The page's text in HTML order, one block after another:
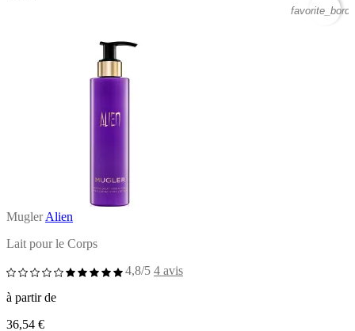
Mugler Alien
Lait pour le Corps
4,8/5 4 avis
à partir de
36,54 €